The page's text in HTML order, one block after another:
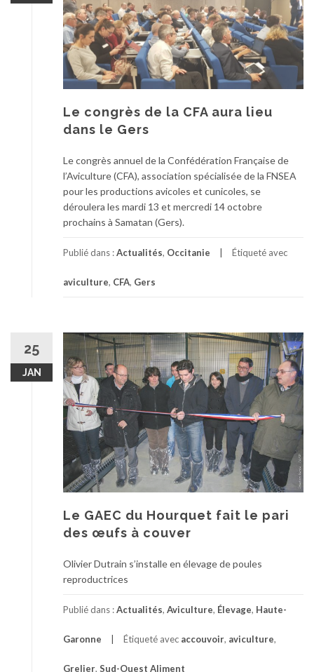
Le congrès de la CFA aura lieu
dans le Gers
Le congrès annuel de la Confédération Française de
l’Aviculture (CFA), association spécialisée de la FNSEA
pour les productions avicoles et cunicoles, se
déroulera les mardi 13 et mercredi 14 octobre
prochains à Samatan (Gers).
Publié dans :Actualités, Occitanie Étiqueté avec
aviculture, CFA, Gers
25
JAN
Le GAEC du Hourquet fait le pari
des œufs à couver
Olivier Dutrain s’installe en élevage de poules
reproductrices
Publié dans :Actualités, Aviculture, Élevage, Haute-
Garonne Étiqueté avec accouvoir, aviculture,
Grelier, Sud-Ouest Aliment